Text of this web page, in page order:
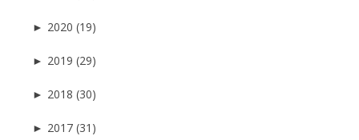
► 2020 (19)
► 2019 (29)
► 2018 (30)
► 2017 (31)